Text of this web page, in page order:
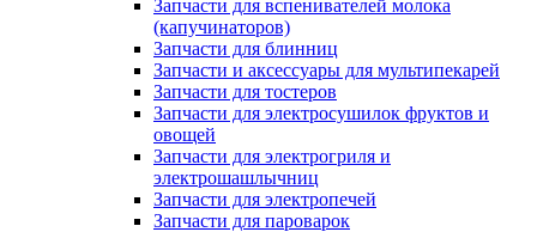
Запчасти для вспенивателей молока
(капучинаторов)
Запчасти для блинниц
Запчасти и аксессуары для мультипекарей
Запчасти для тостеров
Запчасти для электросушилок фруктов и
овощей
Запчасти для электрогриля и
электрошашлычниц
Запчасти для электропечей
Запчасти для пароварок